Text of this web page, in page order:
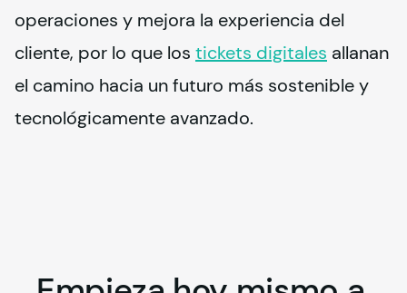
operaciones y mejora la experiencia del
cliente, por lo que los tickets digitales allanan
el camino hacia un futuro más sostenible y
tecnológicamente avanzado.